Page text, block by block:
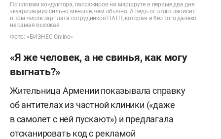
По словам кондуктора, пассажиров на маршруте в первые два дня
«куаризации» сильно меньше, чем обычно. А ведь от этого зависит
в том числе зарплата сотрудников ПАТП, которая и без того далеко
не самая высокая
Фото: «БИЗНЕС Online»
«Я же человек, а не свинья, как могу
выгнать?»
Жительница Армении показывала справку
об антителах из частной клиники («даже
в самолет с ней пускают») и предлагала
отсканировать код с рекламой